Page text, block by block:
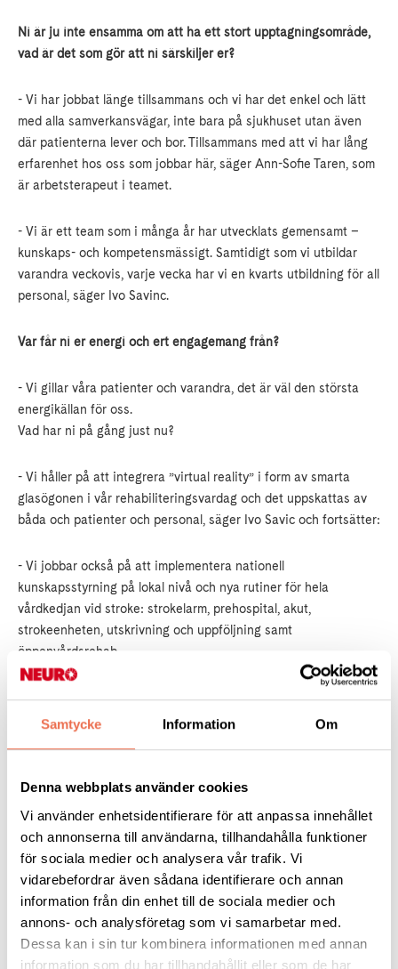
Samtycke Information Om
Denna webbplats använder cookies
Vi använder enhetsidentifierare för att anpassa innehållet
och annonserna till användarna, tillhandahålla funktioner
för sociala medier och analysera vår trafik. Vi
vidarebefordrar även sådana identifierare och annan
information från din enhet till de sociala medier och
annons- och analysföretag som vi samarbetar med.
Dessa kan i sin tur kombinera informationen med annan
information som du har tillhandahållit eller som de har
Ni är ju inte ensamma om att ha ett stort upptagningsområde,
vad är det som gör att ni särskiljer er?
- Vi har jobbat länge tillsammans och vi har det enkel och lätt
med alla samverkansvägar, inte bara på sjukhuset utan även
där patienterna lever och bor. Tillsammans med att vi har lång
erfarenhet hos oss som jobbar här, säger Ann-Sofie Taren, som
är arbetsterapeut i teamet.
- Vi är ett team som i många år har utvecklats gemensamt –
kunskaps- och kompetensmässigt. Samtidigt som vi utbildar
varandra veckovis, varje vecka har vi en kvarts utbildning för all
personal, säger Ivo Savinc.
Var får ni er energi och ert engagemang från?
- Vi gillar våra patienter och varandra, det är väl den största
energikällan för oss.
Vad har ni på gång just nu?
- Vi håller på att integrera ”virtual reality” i form av smarta
glasögonen i vår rehabiliteringsvardag och det uppskattas av
båda och patienter och personal, säger Ivo Savic och fortsätter:
- Vi jobbar också på att implementera nationell
kunskapsstyrning på lokal nivå och nya rutiner för hela
vårdkedjan vid stroke: strokelarm, prehospital, akut,
strokeenheten, utskrivning och uppföljning samt
öppenvårdsrehab.
- Och sedan vill vi integrera strokevården med
neurologipatienter och geriatriska patienter. Vi måste förhålla
Vad är den största utmaningen just nu?
- Inom sjukhuset är det att ha en solid sjuksköterskebemanning
på strokeenheten. Utomhus har vi en hel del att göra med
strokekedjan. Alltså den prehospitala delen. Du kan tänka dig
från Svenska Pello till Kalix, hur många mil är det? 15-16 mil
enkel väg.
- Det område som vi ansvarar för består av kommunerna